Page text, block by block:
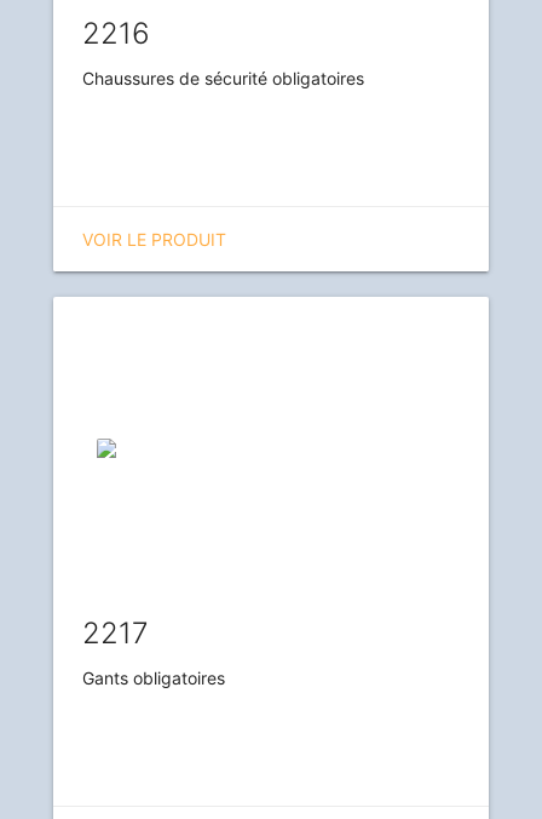
2216
Chaussures de sécurité obligatoires
VOIR LE PRODUIT
2217
Gants obligatoires